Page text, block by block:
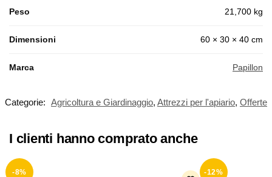
Peso 21,700 kg
Dimensioni 60 × 30 × 40 cm
Marca Papillon
Categorie: Agricoltura e Giardinaggio, Attrezzi per l'apiario, Offerte
I clienti hanno comprato anche
-8% -12%